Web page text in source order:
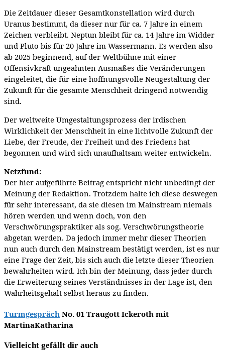
Die Zeitdauer dieser Gesamtkonstellation wird durch
Uranus bestimmt, da dieser nur für ca. 7 Jahre in einem
Zeichen verbleibt. Neptun bleibt für ca. 14 Jahre im Widder
und Pluto bis für 20 Jahre im Wassermann. Es werden also
ab 2025 beginnend, auf der Weltbühne mit einer
Offensivkraft ungeahnten Ausmaßes die Veränderungen
eingeleitet, die für eine hoffnungsvolle Neugestaltung der
Zukunft für die gesamte Menschheit dringend notwendig
sind.
Der weltweite Umgestaltungsprozess der irdischen
Wirklichkeit der Menschheit in eine lichtvolle Zukunft der
Liebe, der Freude, der Freiheit und des Friedens hat
begonnen und wird sich unaufhaltsam weiter entwickeln.
Netzfund:
Der hier aufgeführte Beitrag entspricht nicht unbedingt der
Meinung der Redaktion. Trotzdem halte ich diese deswegen
für sehr interessant, da sie diesen im Mainstream niemals
hören werden und wenn doch, von den
Verschwörungspraktiker als sog. Verschwörungstheorie
abgetan werden. Da jedoch immer mehr dieser Theorien
nun auch durch den Mainstream bestätigt werden, ist es nur
eine Frage der Zeit, bis sich auch die letzte dieser Theorien
bewahrheiten wird. Ich bin der Meinung, dass jeder durch
die Erweiterung seines Verständnisses in der Lage ist, den
Wahrheitsgehalt selbst heraus zu finden.
Turmgespräch No. 01 Traugott Ickeroth mit
MartinaKatharina
Vielleicht gefällt dir auch